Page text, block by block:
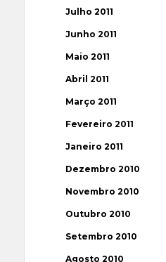
Julho 2011
Junho 2011
Maio 2011
Abril 2011
Março 2011
Fevereiro 2011
Janeiro 2011
Dezembro 2010
Novembro 2010
Outubro 2010
Setembro 2010
Agosto 2010